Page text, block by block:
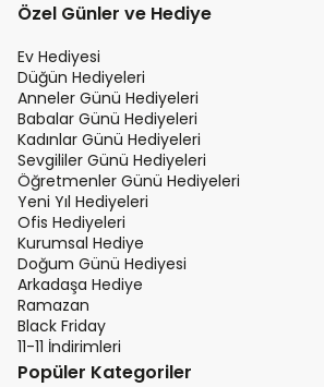
Özel Günler ve Hediye
Ev Hediyesi
Düğün Hediyeleri
Anneler Günü Hediyeleri
Babalar Günü Hediyeleri
Kadınlar Günü Hediyeleri
Sevgililer Günü Hediyeleri
Öğretmenler Günü Hediyeleri
Yeni Yıl Hediyeleri
Ofis Hediyeleri
Kurumsal Hediye
Doğum Günü Hediyesi
Arkadaşa Hediye
Ramazan
Black Friday
11-11 İndirimleri
Popüler Kategoriler